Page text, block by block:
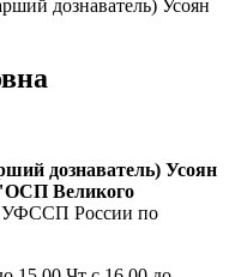
дознаватель) Усоян
Великого
УФССП России по